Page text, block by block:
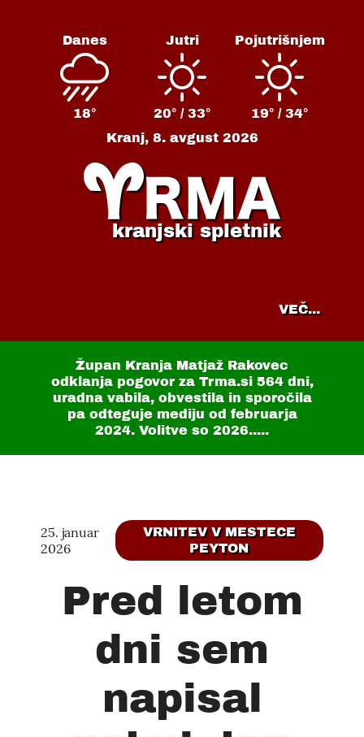
Danes
18°
Jutri
20° / 33°
Pojutrišnjem
19° / 34°
Kranj, 8. avgust 2026
kranjski spletnik
VEČ...
Župan Kranja Matjaž Rakovec
odklanja pogovor za Trma.si 564 dni,
uradna vabila, obvestila in sporočila
pa odteguje mediju od februarja
2024. Volitve so 2026.....
25. januar
2026
VRNITEV V MESTECE
PEYTON
Pred letom
dni sem
napisal